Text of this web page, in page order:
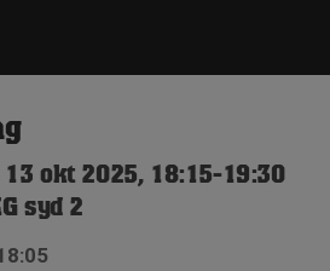
13 okt 2025, 18:15-19:30
syd 2